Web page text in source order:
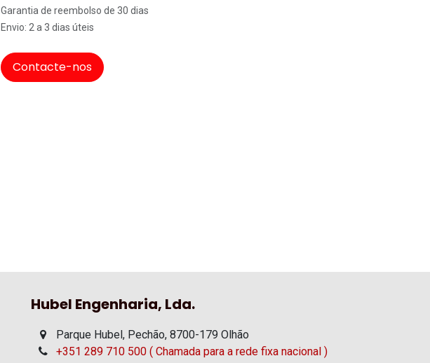
Garantia de reembolso de 30 dias
Envio: 2 a 3 dias úteis
Contacte-nos
Hubel Engenharia, Lda.
Parque Hubel, Pechão, 8700-179 Olhão
+351 289 710 500 ( Chamada para a rede fixa nacional )